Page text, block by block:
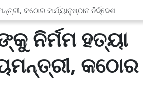
କଠୋର କାର୍ଯ୍ୟାନୁଷ୍ଠାନ ନିର୍ଦ୍ଦେଶ
ନିର୍ମମ ହତ୍ୟା
କଠୋର